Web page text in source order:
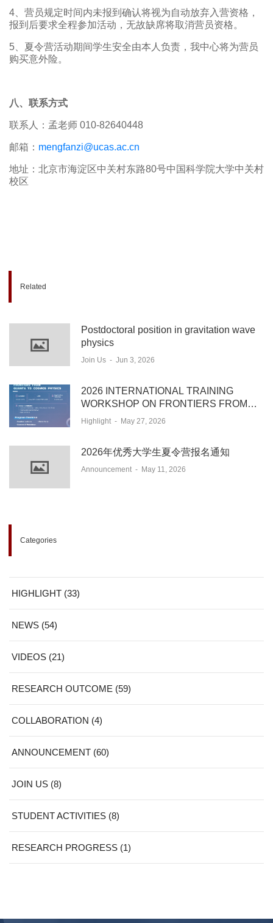
4、营员规定时间内未报到确认将视为自动放弃入营资格，
报到后要求全程参加活动，无故缺席将取消营员资格。
5、夏令营活动期间学生安全由本人负责，我中心将为营员
购买意外险。
八、联系方式
联系人：孟老师 010-82640448
邮箱： mengfanzi@ucas.ac.cn
地址：北京市海淀区中关村东路80号中国科学院大学中关村
校区
Related
Postdoctoral position in gravitation wave
physics
Join Us - Jun 3, 2026
2026 INTERNATIONAL TRAINING
WORKSHOP ON FRONTIERS FROM
QUANTA TO COSMOS PHYSICS
Highlight - May 27, 2026
2026年优秀大学生夏令营报名通知
Announcement - May 11, 2026
Categories
HIGHLIGHT (33)
NEWS (54)
VIDEOS (21)
RESEARCH OUTCOME (59)
COLLABORATION (4)
ANNOUNCEMENT (60)
JOIN US (8)
STUDENT ACTIVITIES (8)
RESEARCH PROGRESS (1)